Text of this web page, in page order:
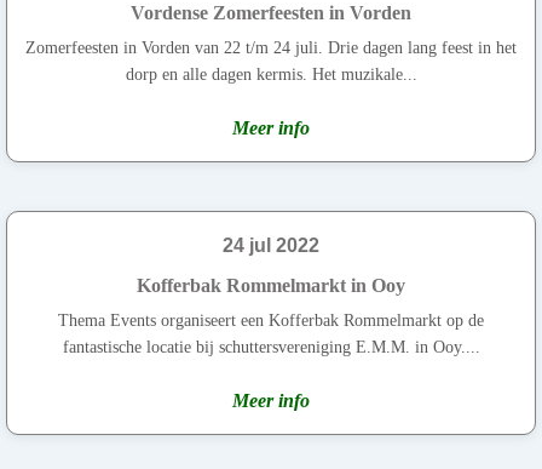
Vordense Zomerfeesten in Vorden
Zomerfeesten in Vorden van 22 t/m 24 juli. Drie dagen lang feest in het
dorp en alle dagen kermis. Het muzikale...
Meer info
24 jul 2022
Kofferbak Rommelmarkt in Ooy
Thema Events organiseert een Kofferbak Rommelmarkt op de
fantastische locatie bij schuttersvereniging E.M.M. in Ooy....
Meer info